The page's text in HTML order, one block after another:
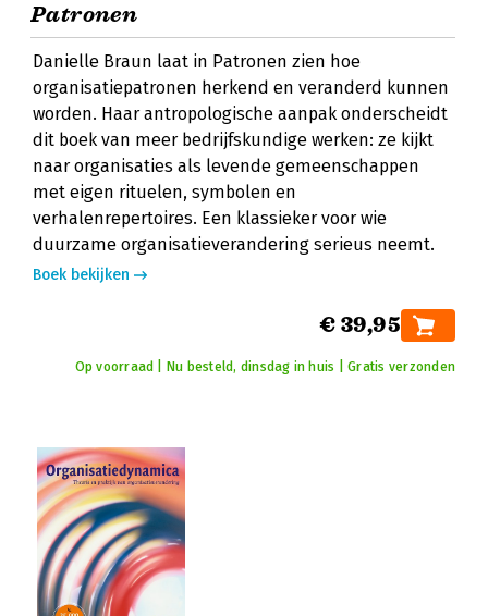
Patronen
Danielle Braun laat in Patronen zien hoe
organisatiepatronen herkend en veranderd kunnen
worden. Haar antropologische aanpak onderscheidt
dit boek van meer bedrijfskundige werken: ze kijkt
naar organisaties als levende gemeenschappen
met eigen rituelen, symbolen en
verhalenrepertoires. Een klassieker voor wie
duurzame organisatieverandering serieus neemt.
Boek bekijken
€ 39,95
Op voorraad | Nu besteld, dinsdag in huis | Gratis verzonden